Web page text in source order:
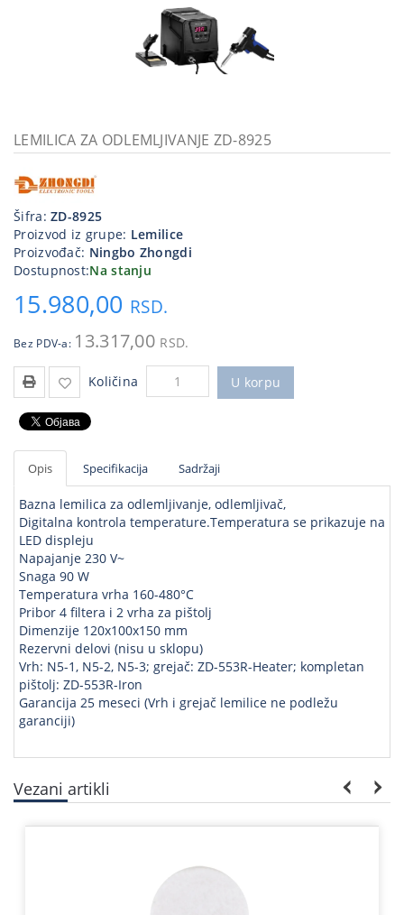
Poslovna
oprema,računari
Strujni
program
LEMILICA ZA ODLEMLJIVANJE ZD-8925
Šifra:ZD-8925
Proizvod iz grupe: Lemilice
Proizvođač: Ningbo Zhongdi
Dostupnost:Na stanju
15.980,00 RSD.
Bez PDV-a: 13.317,00 RSD.
Količina U korpu
Opis Specifikacija Sadržaji
Bazna lemilica za odlemljivanje, odlemljivač,
Digitalna kontrola temperature.Temperatura se prikazuje na
LED displeju
Napajanje 230 V~
Snaga 90 W
Temperatura vrha 160-480°C
Pribor 4 filtera i 2 vrha za pištolj
Dimenzije 120x100x150 mm
Rezervni delovi (nisu u sklopu)
Vrh: N5-1, N5-2, N5-3; grejač: ZD-553R-Heater; kompletan
pištolj: ZD-553R-Iron
Garancija 25 meseci (Vrh i grejač lemilice ne podležu
garanciji)
Vezani artikli